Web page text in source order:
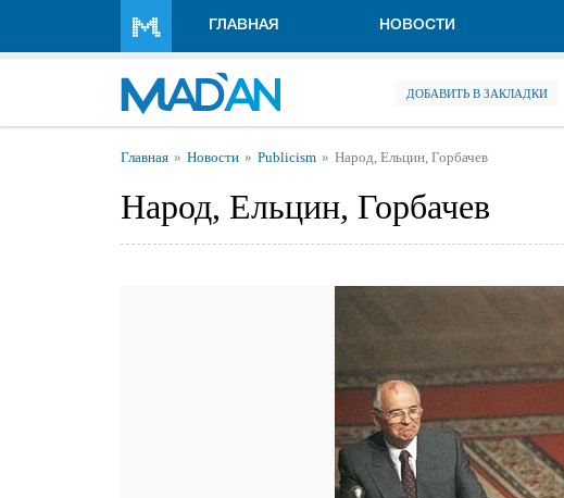
ГЛАВНАЯ НОВОСТИ
ДОБАВИТЬ В ЗАКЛАДКИ
Вы здесь
Главная Новости Publicism Народ, Ельцин, Горбачев
Народ, Ельцин, Горбачев